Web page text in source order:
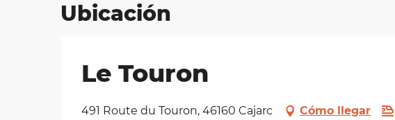
Ubicación
Le Touron
491 Route du Touron, 46160 Cajarc Cómo llegar